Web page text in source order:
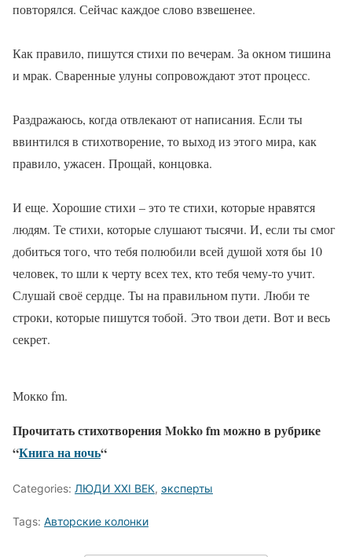
повторялся. Сейчас каждое слово взвешенее.
Как правило, пишутся стихи по вечерам. За окном тишина
и мрак. Сваренные улуны сопровождают этот процесс.
Раздражаюсь, когда отвлекают от написания. Если ты
ввинтился в стихотворение, то выход из этого мира, как
правило, ужасен. Прощай, концовка.
И еще. Хорошие стихи – это те стихи, которые нравятся
людям. Те стихи, которые слушают тысячи. И, если ты смог
добиться того, что тебя полюбили всей душой хотя бы 10
человек, то шли к черту всех тех, кто тебя чему-то учит.
Слушай своё сердце. Ты на правильном пути. Люби те
строки, которые пишутся тобой. Это твои дети. Вот и весь
секрет.
Мокко fm.
Прочитать стихотворения Mokko fm можно в рубрике
“Книга на ночь“
Categories: ЛЮДИ XXI ВЕК, эксперты
Tags: Авторские колонки